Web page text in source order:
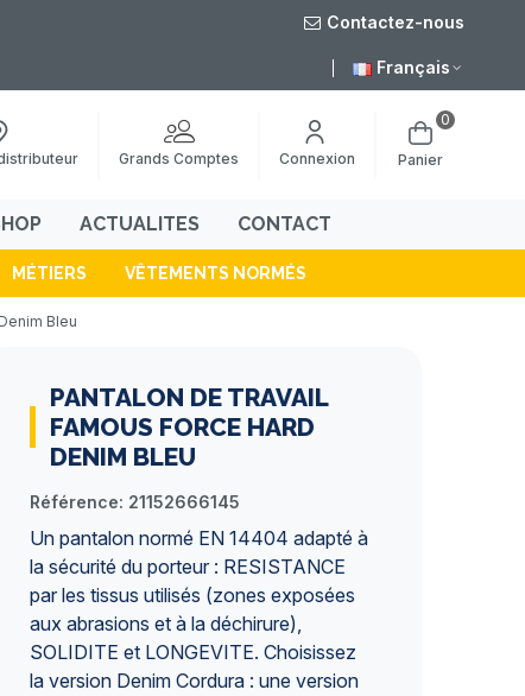
Contactez-nous
Français
Grands Comptes Connexion Panier
0
ACTUALITES CONTACT
MÉTIERS VÊTEMENTS NORMÉS
Bleu
PANTALON DE TRAVAIL
FAMOUS FORCE HARD
DENIM BLEU
Référence: 21152666145
Un pantalon normé EN 14404 adapté à
la sécurité du porteur : RESISTANCE
par les tissus utilisés (zones exposées
aux abrasions et à la déchirure),
SOLIDITE et LONGEVITE. Choisissez
la version Denim Cordura : une version